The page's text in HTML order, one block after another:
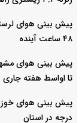
۴۸ ساعت آینده
تا اواسط هفته جاری
درجه در استان